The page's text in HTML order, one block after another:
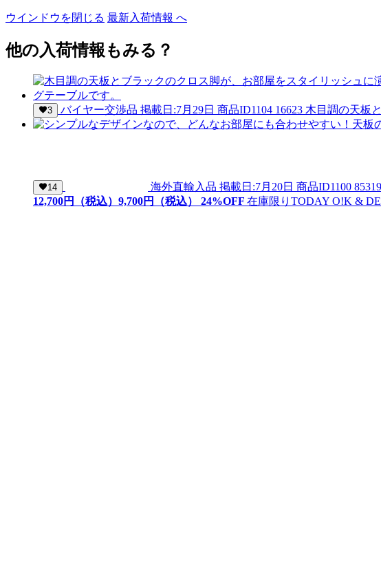
ウインドウを閉じる 最新入荷情報 へ
他の入荷情報もみる？
3 バイヤー交渉品 掲載日:7月29日 商品ID1104 16623 木目調の天板
14 海外直輸入品 掲載日:7月20日 商品ID1100
12,700円（税込） 9,700円（税込） 24%OFF 在庫限り TODAY O!K &